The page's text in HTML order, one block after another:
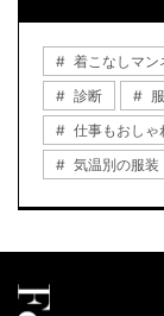
着こなしマン
診断
仕事もおしゃ
気温別の服装